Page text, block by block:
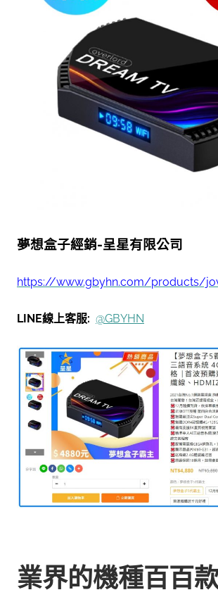
夢想盒子經銷-呈星有限公司
https://www.gbyhn.com/products/
LINE線上客服: @GBYHN
業界的機種百百